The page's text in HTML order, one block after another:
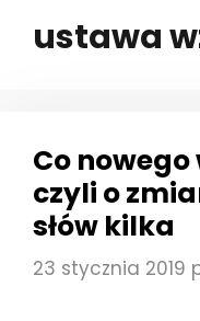
ustawa
Co
czyli o
słów kilka
23 stycznia 2019